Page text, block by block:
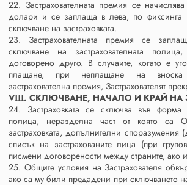
22. Застрахователната премия се
долари и се заплаща в лева, по
сключване на застраховката.
23. Застрахователната премия се
сключване на застрахователната
договорено друго. В случаите, когато е
плащане, при неплащане на вноска
застрахователна премия, Застрахователят
VІІІ. СКЛЮЧВАНЕ, НАЧАЛО И КРАЙ НА
24. Застраховката се сключва във форма
полица, неразделна част от която са
застраховката, допълнителни споразумения
списък на застрахованите лица (при
писмени договорености между страните, ако
25. Общите условия на Застрахователя
ако са му били предадени при сключването на